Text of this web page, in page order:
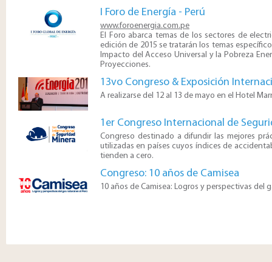
I Foro de Energía - Perú
www.foroenergia.com.pe
El Foro abarca temas de los sectores de
edición de 2015 se tratarán los temas
Impacto del Acceso Universal y la Pobreza
Proyecciones.
13vo Congreso & Exposición
​​A realizarse del 12 al 13 de mayo en el Hotel
1er Congreso Internacional de
​​​​​​​Congreso destinado a difundir las mejores
utilizadas en países cuyos índices de
tienden a cero.
Congreso: 10 años de Camisea
10 años de Camisea: Logros y perspecti​vas del